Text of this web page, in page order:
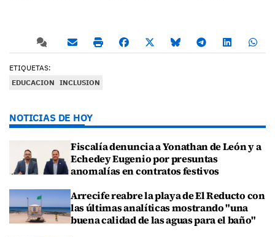
ETIQUETAS:
EDUCACION INCLUSION
NOTICIAS DE HOY
Fiscalía denuncia a Yonathan de León y a
Echedey Eugenio por presuntas
anomalías en contratos festivos
Arrecife reabre la playa de El Reducto con
las últimas analíticas mostrando "una
buena calidad de las aguas para el baño"